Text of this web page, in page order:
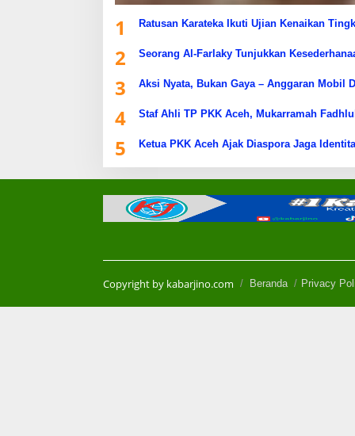
1 Ratusan Karateka Ikuti Ujian Kenaikan
2 Seorang Al-Farlaky Tunjukkan
3 Aksi Nyata, Bukan Gaya – Anggaran Mobil
4 Staf Ahli TP PKK Aceh, Mukarramah
5 Ketua PKK Aceh Ajak Diaspora Jaga
Copyright by kabarjino.com Beranda Privacy